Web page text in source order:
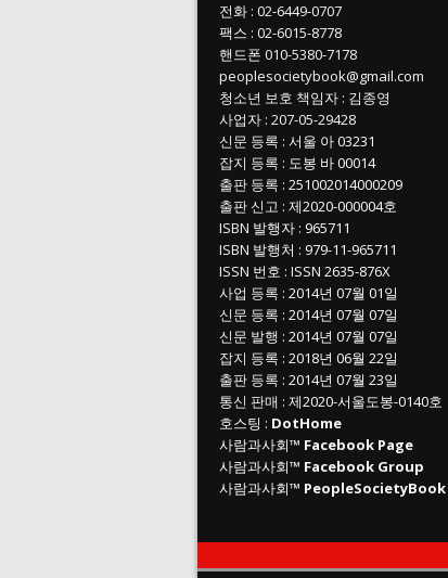
전화 : 02-6449-0707
팩스 : 02-6015-8778
핸드폰 010-5380-7178
peoplesocietybook@gmail.com
청소년 보호 책임자 : 김종영
사업자 : 207-05-29428
신문 등록 : 서울 아 03231
잡지 등록 : 도봉 바 00014
출판 등록 : 251002014000209
출판 신고 : 제2020-000004호
ISBN 발행자 : 965711
ISBN 발행처 : 979-11-965711
ISSN 번호 : ISSN 2635-876X
사업 등록 : 2014년 07월 01일
신문 등록 : 2014년 07월 07일
신문 발행 : 2014년 07월 07일
잡지 등록 : 2018년 06월 22일
출판 등록 : 2014년 07월 23일
통신 판매 : 제2020-서울도봉-0140호
호스팅 : DotHome
사람과사회™ Facebook Page
사람과사회™ Facebook Group
사람과사회™ PeopleSocietyBook